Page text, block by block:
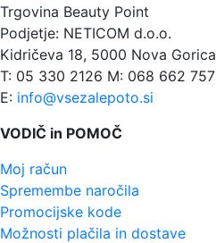
Trgovina Beauty Point
Podjetje: NETICOM d.o.o.
Kidričeva 18, 5000 Nova Gorica
T: 05 330 2126 M: 068 662 757
E: info@vsezalepoto.si
VODIČ in POMOČ
Moj račun
Spremembe naročila
Promocijske kode
Možnosti plačila in dostave